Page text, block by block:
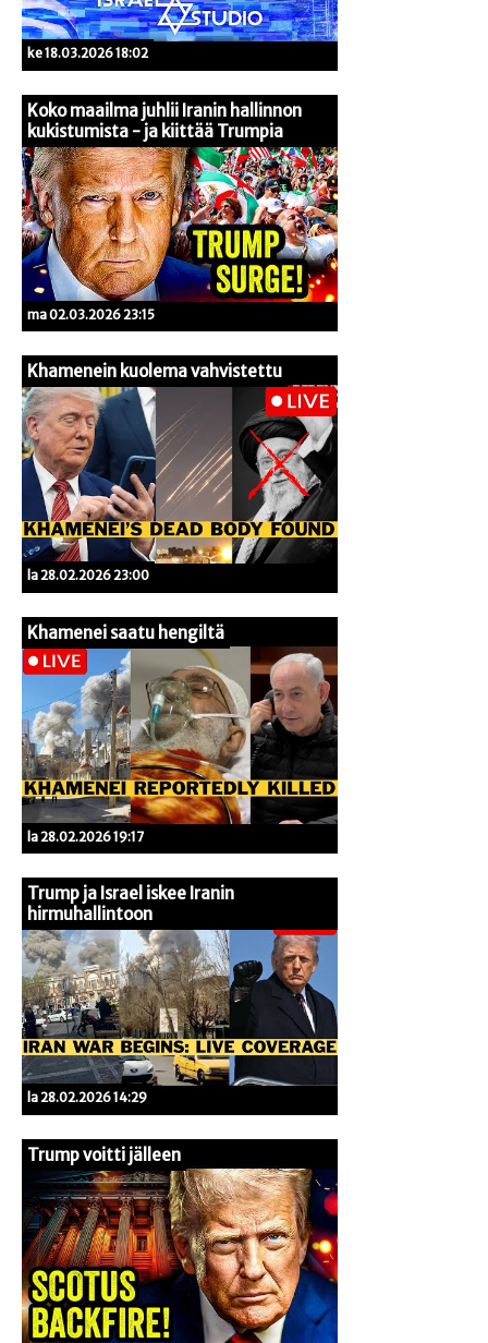
ke 18.03.2026 18:02
Koko maailma juhlii Iranin hallinnon
kukistumista - ja kiittää Trumpia
ma 02.03.2026 23:15
Khamenein kuolema vahvistettu
la 28.02.2026 23:00
Khamenei saatu hengiltä
la 28.02.2026 19:17
Trump ja Israel iskee Iranin
hirmuhallintoon
la 28.02.2026 14:29
Trump voitti jälleen